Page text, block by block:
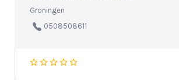
Groningen
0508508611